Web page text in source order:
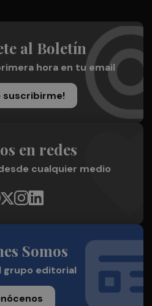
al Boletín
hora en tu email
suscribirme!
en redes
cualquier medio
Somos
grupo editorial